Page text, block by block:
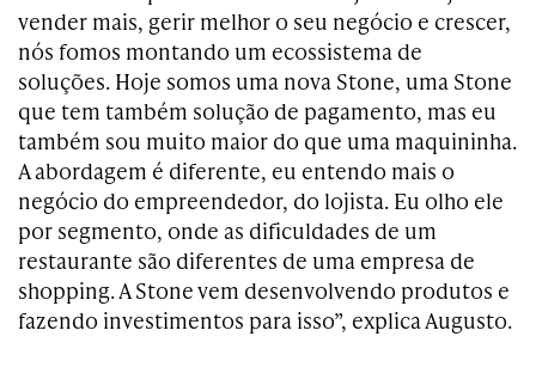
vender mais, gerir melhor o seu negócio e crescer,
nós fomos montando um ecossistema de
soluções. Hoje somos uma nova Stone, uma Stone
que tem também solução de pagamento, mas eu
também sou muito maior do que uma maquininha.
A abordagem é diferente, eu entendo mais o
negócio do empreendedor, do lojista. Eu olho ele
por segmento, onde as dificuldades de um
restaurante são diferentes de uma empresa de
shopping. A Stone vem desenvolvendo produtos e
fazendo investimentos para isso”, explica Augusto.